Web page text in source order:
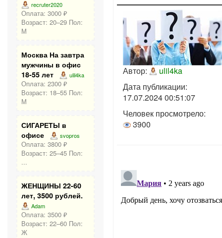
recruter2020
Оплата: 3000 ₽
Возраст: 20–29 Пол:
М
Москва На завтра
мужчины в офис
18-55 лет
ulil4ka
Оплата: 2300 ₽
Возраст: 18–55 Пол:
М
СИГАРЕТЫ в
офисе
svopros
Оплата: 3800 ₽
Возраст: 25–45 Пол:
...
ЖЕНЩИНЫ 22-60
лет, 3500 рублей.
Adam
Оплата: 3500 ₽
Возраст: 22–60 Пол:
Ж
Автор:
ulil4ka
Дата публикации:
17.07.2024 00:51:07
Человек просмотрело:
3900